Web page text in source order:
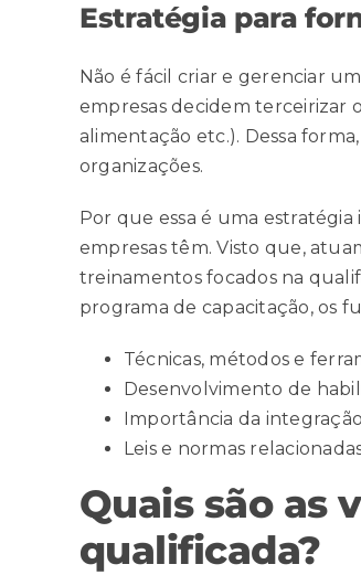
Estratégia para
Não é fácil criar e gerenciar
empresas decidem terceirizar
alimentação etc.). Dessa
organizações.
Por que essa é uma
empresas têm. Visto que,
treinamentos focados na
programa de capacitação, os
Técnicas, métodos e
Desenvolvimento de
Importância da
Leis e normas
Quais são as
qualificada?